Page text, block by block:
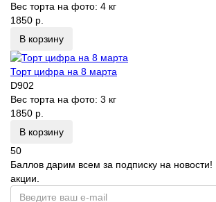
Вес торта на фото: 4 кг
1850 р.
В корзину
Торт цифра на 8 марта
D902
Вес торта на фото: 3 кг
1850 р.
В корзину
50
Баллов дарим всем за подписку на новости!
акции.